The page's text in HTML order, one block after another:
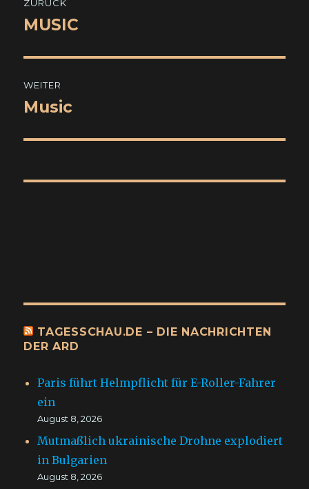
ZURÜCK
Vorheriger
MUSIC
WEITER
Nächster
Music
TAGESSCHAU.DE – DIE NACHRICHTEN
DER ARD
Paris führt Helmpflicht für E-Roller-Fahrer
ein
August 8, 2026
Mutmaßlich ukrainische Drohne explodiert
in Bulgarien
August 8, 2026